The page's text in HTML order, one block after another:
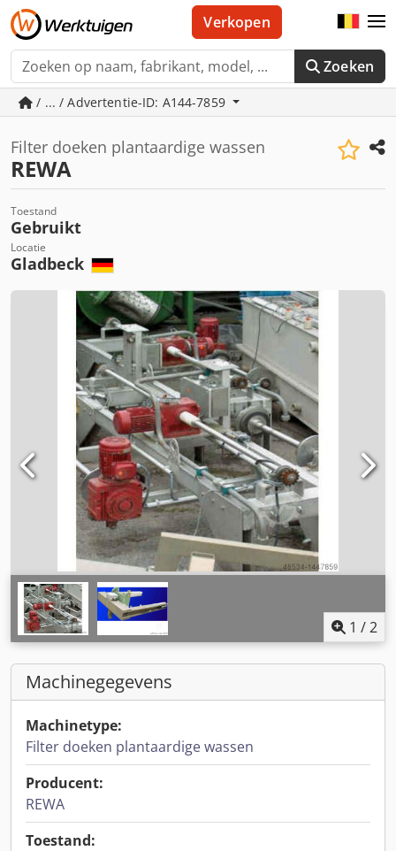
Zoeken
Verkopen
/ ... / Advertentie-ID: A144-7859
Filter doeken plantaardige wassen
REWA
Toestand
Gebruikt
Locatie
Gladbeck
1 /2
Machinegegevens
Machinetype:
Filter doeken plantaardige wassen
Producent:
REWA
Toestand: